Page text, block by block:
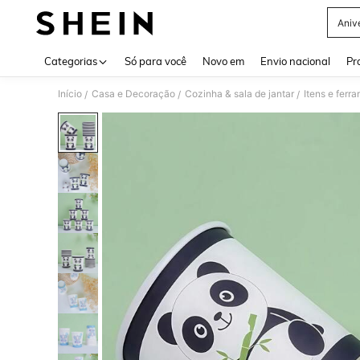
Categorias Só para você Novo em Envio nacional
Início / Casa e Decoração / Cozinha & sala de jantar / Itens e